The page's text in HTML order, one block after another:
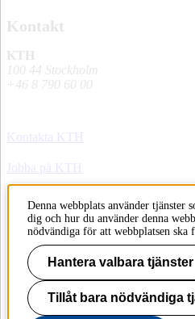
Kontakt
KTH
100 44 Stockholm
+46 8 790 60 00
Kontakta KTH
Jobba på KTH
Press och media
Faktura och betalning KTH
Om KTH:s webbplatser
Tillgänglighetsredogörelse
Denna webbplats använder tjänster
dig och hur du använder denna
nödvändiga för att webbplatsen ska
Hantera valbara tjänster
Tillåt bara nödvändiga